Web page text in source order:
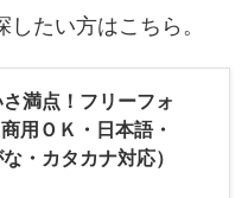
たい方はこちら。
満点！フリーフォ
用ＯＫ・日本語・
・カタカナ対応）